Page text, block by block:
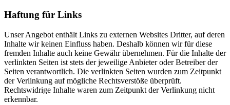
Haftung für Links
Unser Angebot enthält Links zu externen Websites Dritter, auf deren
Inhalte wir keinen Einfluss haben. Deshalb können wir für diese
fremden Inhalte auch keine Gewähr übernehmen. Für die Inhalte der
verlinkten Seiten ist stets der jeweilige Anbieter oder Betreiber der
Seiten verantwortlich. Die verlinkten Seiten wurden zum Zeitpunkt
der Verlinkung auf mögliche Rechtsverstöße überprüft.
Rechtswidrige Inhalte waren zum Zeitpunkt der Verlinkung nicht
erkennbar.